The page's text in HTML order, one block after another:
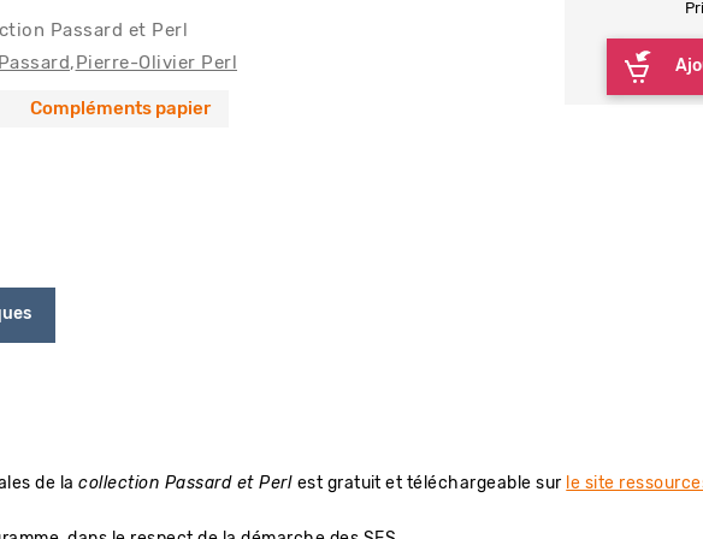
Passard et Perl
Pierre-Olivier Perl
Compléments papier
de lacollection Passard et Perl est gratuit et téléchargeable sur le site